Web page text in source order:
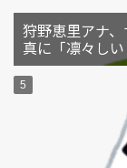
狩野恵里アナ
真に「凛々し